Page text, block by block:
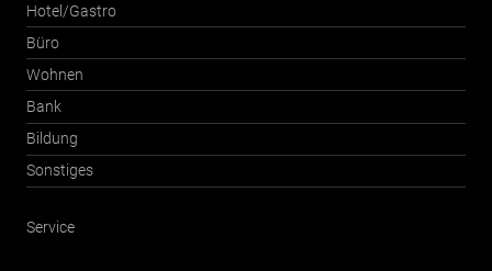
Hotel/Gastro
Büro
Wohnen
Bank
Bildung
Sonstiges
Service